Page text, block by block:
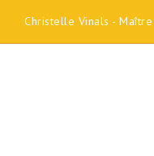
Christelle Vinals -